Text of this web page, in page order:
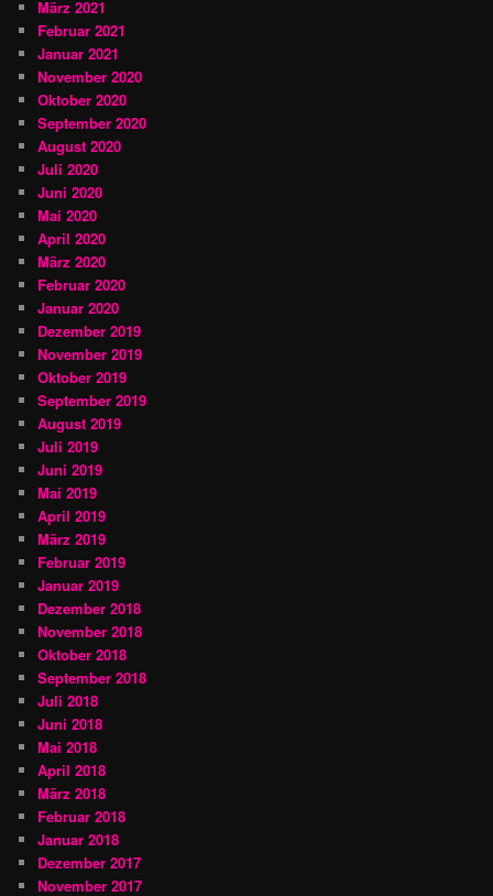
März 2021
Februar 2021
Januar 2021
November 2020
Oktober 2020
September 2020
August 2020
Juli 2020
Juni 2020
Mai 2020
April 2020
März 2020
Februar 2020
Januar 2020
Dezember 2019
November 2019
Oktober 2019
September 2019
August 2019
Juli 2019
Juni 2019
Mai 2019
April 2019
März 2019
Februar 2019
Januar 2019
Dezember 2018
November 2018
Oktober 2018
September 2018
Juli 2018
Juni 2018
Mai 2018
April 2018
März 2018
Februar 2018
Januar 2018
Dezember 2017
November 2017